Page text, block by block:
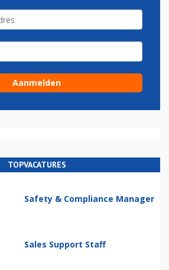
TOPVACATURES
Safety & Compliance Manager
Sales Support Staff